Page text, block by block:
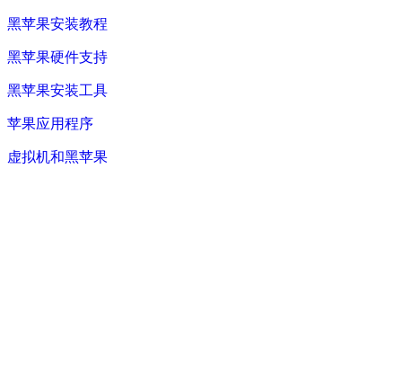
黑苹果安装教程
黑苹果硬件支持
黑苹果安装工具
苹果应用程序
虚拟机和黑苹果